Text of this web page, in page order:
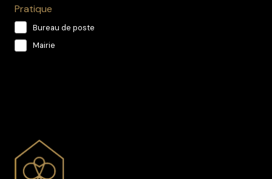
Pratique
Bureau de poste
Mairie